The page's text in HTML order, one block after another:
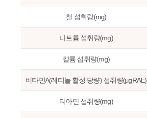
철 섭취량(mg)
나트륨 섭취량(mg)
칼륨 섭취량(mg)
비타민A(레티놀 활성 당량) 섭취량(μgRAE)
티아민 섭취량(mg)